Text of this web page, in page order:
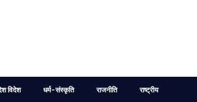
विदेश धर्म-संस्कृति राजनीति राष्ट्रीय